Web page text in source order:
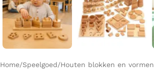
Home/Speelgoed/Houten blokken en vormen